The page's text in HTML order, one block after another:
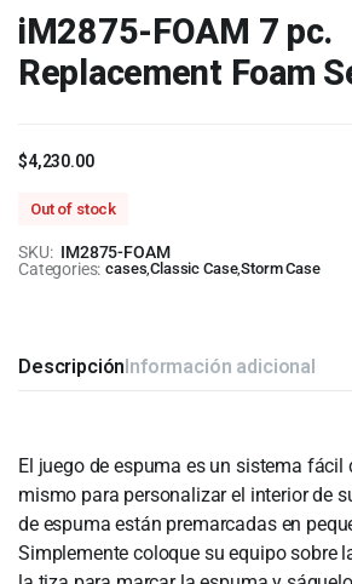
iM2875-FOAM 7 pc.
Replacement Foam
$4,230.00
Out of stock
SKU: IM2875-FOAM
Categories: cases,Classic Case,Storm Case
DescripciónInformación adicional
El juego de espuma es un sistema fácil
mismo para personalizar el interior de
de espuma están premarcadas en
Simplemente coloque su equipo sobre